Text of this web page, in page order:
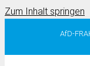
Zum Inhalt springen
AfD-